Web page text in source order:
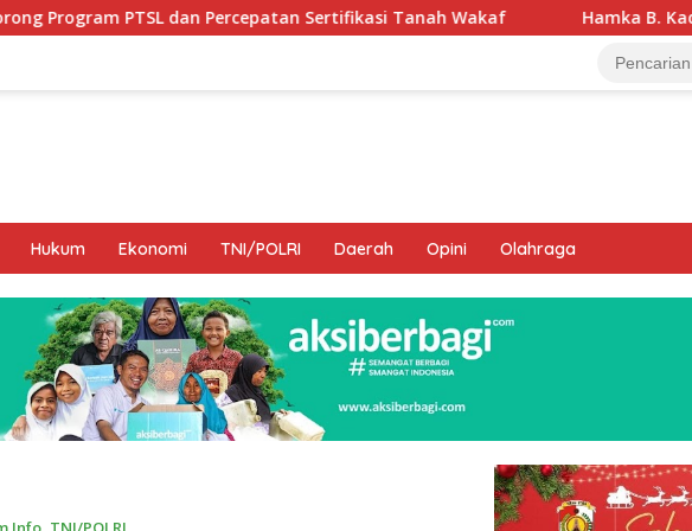
Sertifikasi Tanah Wakaf Hamka B. Kady Desak Evaluasi
Hukum Ekonomi TNI/POLRI Daerah Opini Olahraga